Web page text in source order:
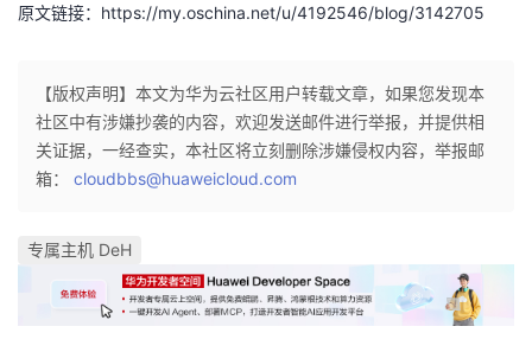
原文链接：https://my.oschina.net/u/4192546/blog/3142705
【版权声明】本文为华为云社区用户转载文章，如果您发现本
社区中有涉嫌抄袭的内容，欢迎发送邮件进行举报，并提供相
关证据，一经查实，本社区将立刻删除涉嫌侵权内容，举报邮
箱： cloudbbs@huaweicloud.com
专属主机 DeH